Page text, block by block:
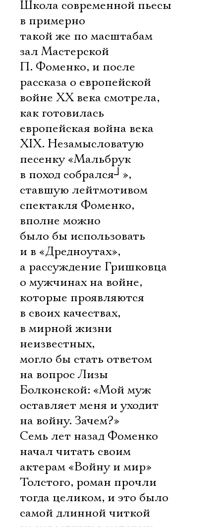
Школа современной пьесы
в примерно
такой же по масштабам
зал Мастерской
П. Фоменко, и после
рассказа о европейской
войне XX века смотрела,
как готовилась
европейская война века
XIX. Незамысловатую
песенку «Мальбрук
в поход собрался┘ »,
ставшую лейтмотивом
спектакля Фоменко,
вполне можно
было бы использовать
и в «Дредноутах»,
а рассуждение Гришковца
о мужчинах на войне,
которые проявляются
в своих качествах,
в мирной жизни
неизвестных,
могло бы стать ответом
на вопрос Лизы
Болконской: «Мой муж
оставляет меня и уходит
на войну. Зачем?»
Семь лет назад Фоменко
начал читать своим
актерам «Войну и мир»
Толстого, роман прочли
тогда целиком, и это было
самой длинной читкой